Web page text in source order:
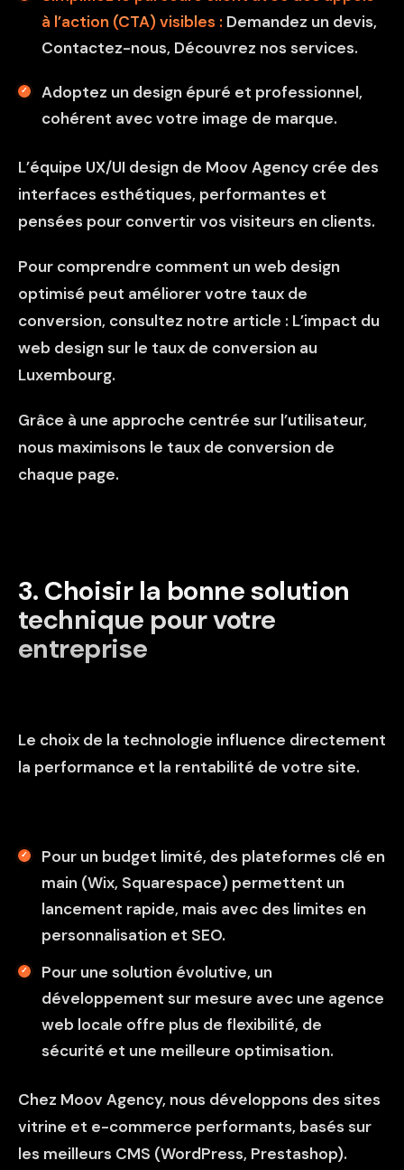
à l’action (CTA) visibles : Demandez un devis,
Contactez-nous, Découvrez nos services.
Adoptez un design épuré et professionnel,
cohérent avec votre image de marque.
L’équipe UX/UI design de Moov Agency crée des
interfaces esthétiques, performantes et
pensées pour convertir vos visiteurs en clients.
Pour comprendre comment un web design
optimisé peut améliorer votre taux de
conversion, consultez notre article : L’impact du
web design sur le taux de conversion au
Luxembourg.
Grâce à une approche centrée sur l’utilisateur,
nous maximisons le taux de conversion de
chaque page.
3️. Choisir la bonne solution
technique pour votre
entreprise
Le choix de la technologie influence directement
la performance et la rentabilité de votre site.
Pour un budget limité, des plateformes clé en
main (Wix, Squarespace) permettent un
lancement rapide, mais avec des limites en
personnalisation et SEO.
Pour une solution évolutive, un
développement sur mesure avec une agence
web locale offre plus de flexibilité, de
sécurité et une meilleure optimisation.
Chez Moov Agency, nous développons des sites
vitrine et e-commerce performants, basés sur
les meilleurs CMS (WordPress, Prestashop).